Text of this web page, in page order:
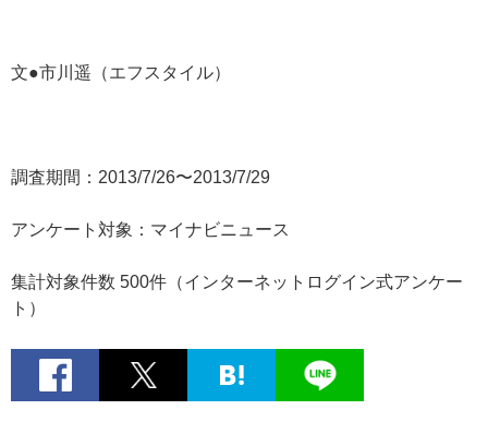
文●市川遥（エフスタイル）
調査期間：2013/7/26〜2013/7/29
アンケート対象：マイナビニュース
集計対象件数 500件（インターネットログイン式アンケー
ト）